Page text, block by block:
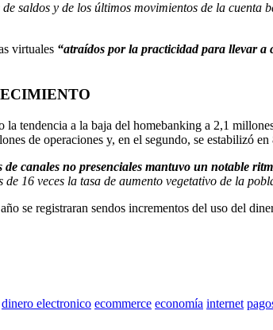
saldos y de los últimos movimientos de la cuenta
virtuales “atraídos por la practicidad para llevar a
la tendencia a la baja del homebanking a 2,1
de operaciones y, en el segundo, se estabilizó
canales no presenciales mantuvo un notable
16 veces la tasa de aumento vegetativo de la
se registraran sendos incrementos del uso del
dinero electronico ecommerce economía internet